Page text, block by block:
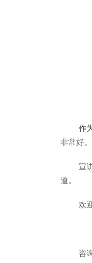
作
非常好。
宣
道。
欢
咨